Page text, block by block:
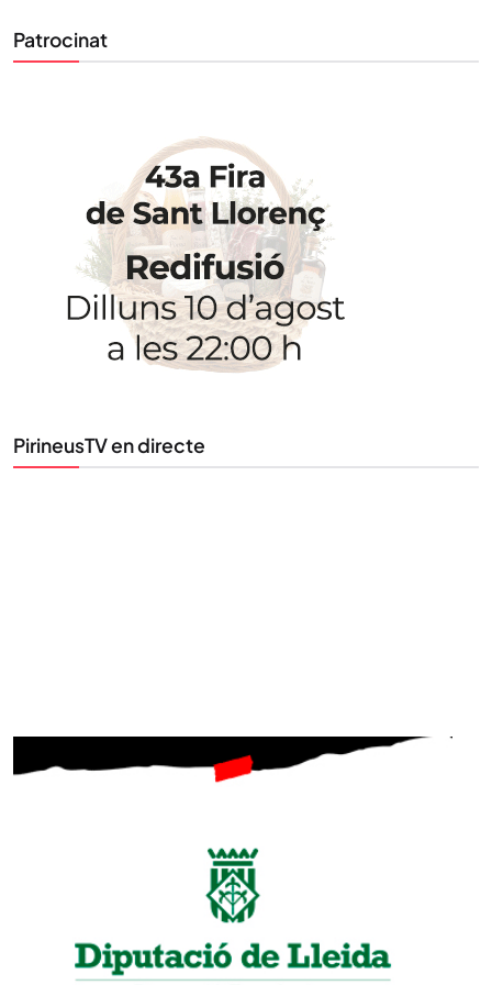
Patrocinat
PirineusTV en directe
STAY UPDATED
Uneix-te al nostre butlletí
Tota l’actualitat, seleccionada i enviada directament
al teu correu. Subscriu-te al nostre butlletí i segueix
la informació que importa.